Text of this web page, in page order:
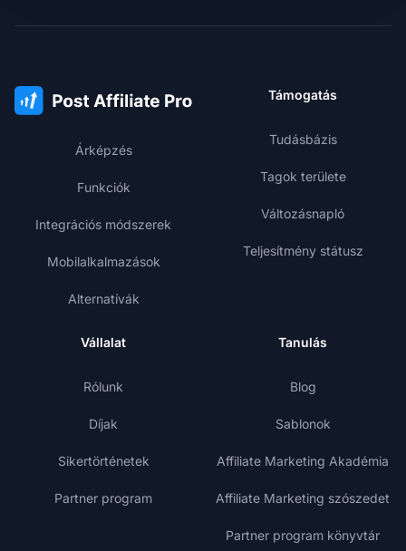
Árképzés
Funkciók
Integrációs módszerek
Mobilalkalmazások
Alternatívák
Támogatás
Tudásbázis
Tagok területe
Változásnapló
Teljesítmény státusz
Vállalat
Rólunk
Díjak
Sikertörténetek
Partner program
Tanulás
Blog
Sablonok
Affiliate Marketing Akadémia
Affiliate Marketing szószedet
Partner program könyvtár